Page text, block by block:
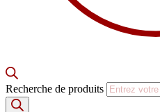
Recherche de produits